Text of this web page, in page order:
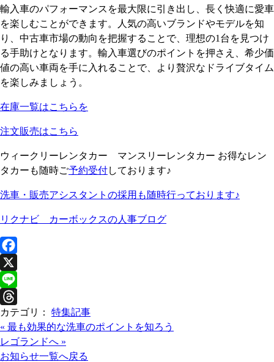
輸入車のパフォーマンスを最大限に引き出し、長く快適に愛車
を楽しむことができます。人気の高いブランドやモデルを知
り、中古車市場の動向を把握することで、理想の1台を見つけ
る手助けとなります。輸入車選びのポイントを押さえ、希少価
値の高い車両を手に入れることで、より贅沢なドライブタイム
を楽しみましょう。
在庫一覧はこちらを
注文販売はこちら
ウィークリーレンタカー マンスリーレンタカー お得なレン
タカーも随時ご予約受付しております♪
洗車・販売アシスタントの採用も随時行っております♪
リクナビ カーボックスの人事ブログ
F
a
c
e
b
o
X
L
i
n
e
T
h
r
カテゴリ：
特集記事
« 最も効果的な洗車のポイントを知ろう
レゴランドへ »
お知らせ一覧へ戻る